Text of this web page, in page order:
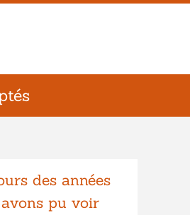
des années
pu voir